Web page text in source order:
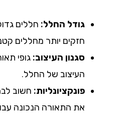
גודל החלל:חללים גדולים
חזקים יותר מחללים קטנים.
סגנון העיצוב:גופי תאורה
העיצוב של החלל.
פונקציונליות:חשוב לבחור
את התאורה הנכונה עבור